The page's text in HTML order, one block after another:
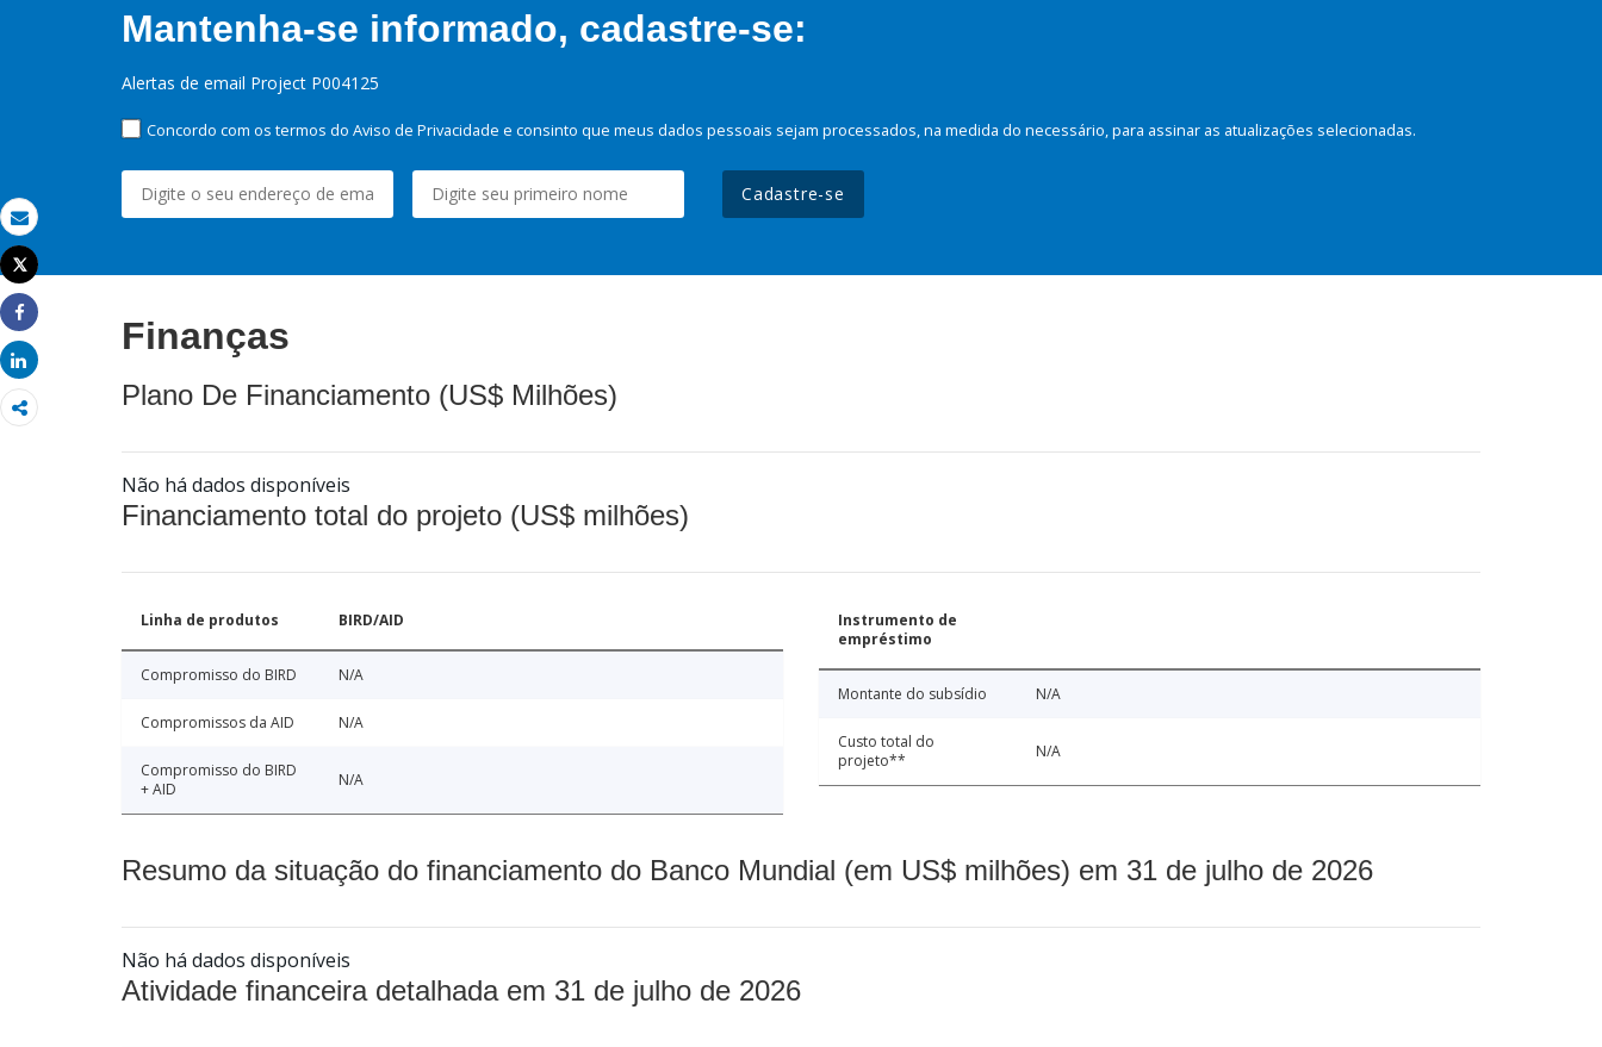
Email
Imprimir
Tweet
Share
Share
Mantenha-se informado, cadastre-se:
Alertas de email Project P004125
Concordo com os termos do Aviso de Privacidade e consinto que meus dados pessoais sejam processados, na medida do necessário, para assinar as atualizações selecionadas.
Cadastre-se
Finanças
Plano De Financiamento (US$ Milhões)
Não há dados disponíveis
Financiamento total do projeto (US$ milhões)
Linha de produtos BIRD/AID
Compromisso do BIRD N/A
Compromissos da AID N/A
Compromisso do BIRD
+ AID
N/A
Instrumento de
empréstimo
Montante do subsídio N/A
Custo total do
projeto**
N/A
Resumo da situação do financiamento do Banco Mundial (em US$ milhões) em 31 de julho de 2026
Não há dados disponíveis
Atividade financeira detalhada em 31 de julho de 2026